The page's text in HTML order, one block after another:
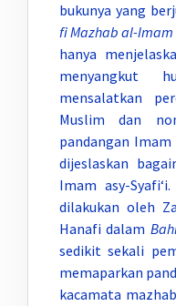
bukunya yang
fi Mazhab al-
hanya
menyangkut
mensalatkan
Muslim dan
pandangan
dijeslaskan
Imam asy-Syafi‘i.
dilakukan oleh
Hanafi dalam
sedikit sekali
memaparkan
kacamata